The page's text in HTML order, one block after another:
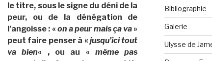
le titre, sous le signe du déni de la
peur, ou de la dénégation de
l’angoisse : « on a peur mais ça va »
peut faire penser à « jusqu’ici tout
va bien« , ou au « même pas
Bibliographie
Galerie
Ulysse de